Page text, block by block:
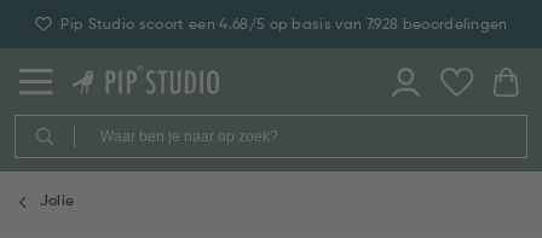
Pip Studio scoort een 4.68/5 op basis van 7.928 beoordelingen
Jolie